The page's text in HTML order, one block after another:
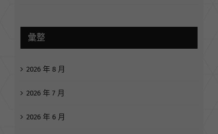
彙整
2026 年 8 月
2026 年 7 月
2026 年 6 月